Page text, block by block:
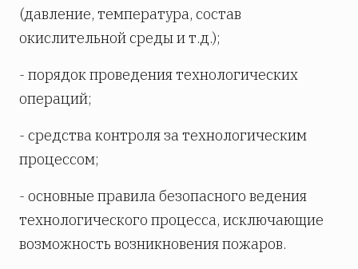
(давление, температура, состав
окислительной среды и т.д.);
- порядок проведения технологических
операций;
- средства контроля за технологическим
процессом;
- основные правила безопасного ведения
технологического процесса, исключающие
возможность возникновения пожаров.